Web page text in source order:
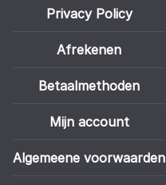
Privacy Policy
Afrekenen
Betaalmethoden
Mijn account
Algemeene voorwaarden